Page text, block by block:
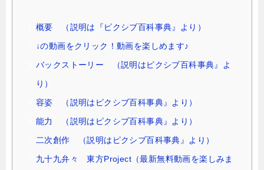
概要 （説明は『ピクシブ百科事典』より）
↓の動画をクリック！動画を楽しめます♪
バックストーリー （説明はピクシブ百科事典』よ
り）
容姿 （説明はピクシブ百科事典』より）
能力 （説明はピクシブ百科事典』より）
二次創作 （説明はピクシブ百科事典』より）
九十九弁々 東方Project（最新無料動画を楽しみま